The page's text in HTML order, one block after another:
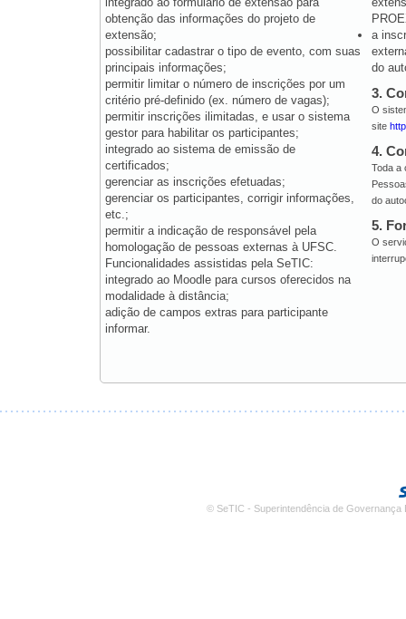
obtenção das informações do projeto de
extensão;
possibilitar cadastrar o tipo de evento, com suas
principais informações;
permitir limitar o número de inscrições por um
critério pré-definido (ex. número de vagas);
permitir inscrições ilimitadas, e usar o sistema
gestor para habilitar os participantes;
integrado ao sistema de emissão de
certificados;
gerenciar as inscrições efetuadas;
gerenciar os participantes, corrigir informações,
etc.;
permitir a indicação de responsável pela
homologação de pessoas externas à UFSC.
Funcionalidades assistidas pela SeTIC:
integrado ao Moodle para cursos oferecidos na
modalidade à distância;
adição de campos extras para participante
informar.
a
do
3.
O
site
4.
Toda a
do
5.
O
© SeTIC - Superintendência de Governança